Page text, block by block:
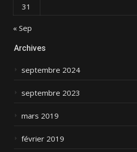
31
« Sep
Archives
septembre 2024
septembre 2023
mars 2019
février 2019